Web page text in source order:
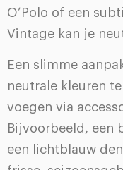
O’Polo of een
Vintage kan je
Een slimme
neutrale kleuren
voegen via
Bijvoorbeeld, een
een lichtblauw